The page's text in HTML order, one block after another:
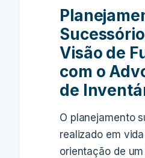
Visão de
com o
de
O planejamento
realizado em
orientação de